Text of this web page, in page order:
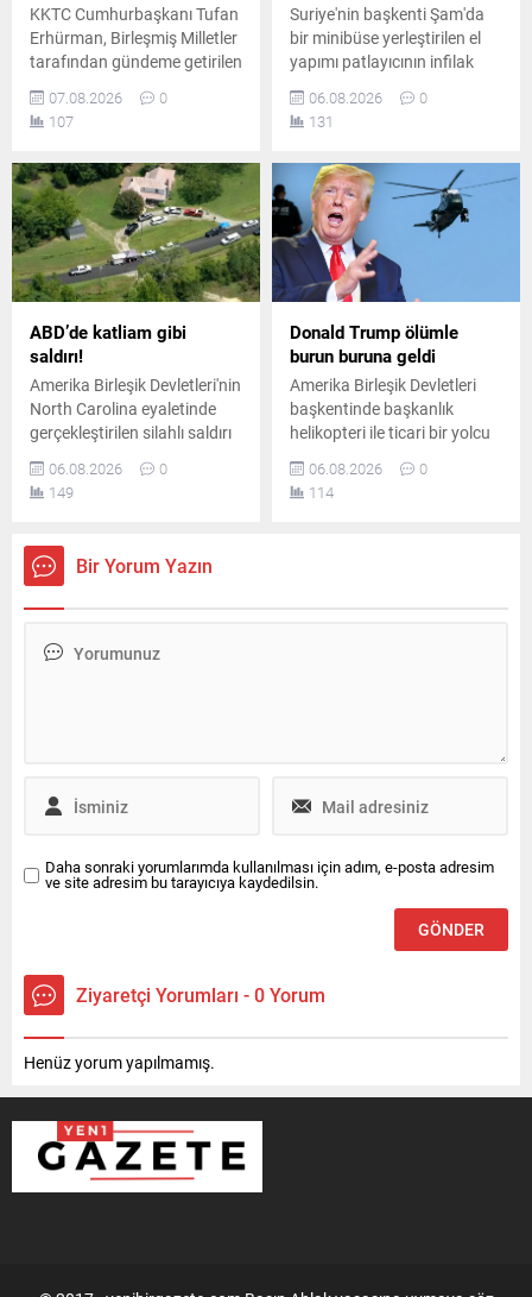
KKTC Cumhurbaşkanı Tufan
Erhürman, Birleşmiş Milletler
tarafından gündeme getirilen
yönetimi tarafından geri
çevrildiğini duyurdu. Ada
tedbirler tartışılmaya devam
ediyor.
07.08.2026
0
107
Suriye'nin başkenti Şam'da
bir minibüse yerleştirilen el
yapımı patlayıcının infilak
yaralıların olduğu bildirildi.
Saldırının Ceramana
açıklandı.
06.08.2026
0
131
ABD’de katliam gibi
saldırı!
Amerika Birleşik Devletleri'nin
North Carolina eyaletinde
gerçekleştirilen silahlı saldırı
sonucunda çok sayıda kişi
hayatını kaybetti. Bölgeye
çok sayıda ekip sevk edilirken
soruşturma başlatıldı.
06.08.2026
0
149
Donald Trump ölümle
burun buruna geldi
Amerika Birleşik Devletleri
başkentinde başkanlık
helikopteri ile ticari bir yolcu
uçağı havada tehlikeli
biçimde yakınlaştı. Emniyet
sınırlarının ihlal edildiği olay
06.08.2026
0
114
Bir Yorum Yazın
Daha sonraki yorumlarımda kullanılması için adım, e-posta adresim
ve site adresim bu tarayıcıya kaydedilsin.
Ziyaretçi Yorumları - 0 Yorum
Henüz yorum yapılmamış.